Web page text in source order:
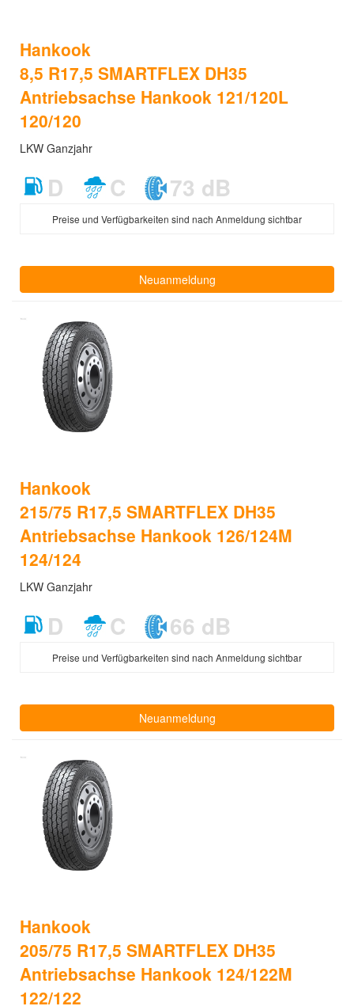
Hankook
8,5 R17,5 SMARTFLEX DH35
Antriebsachse Hankook 121/120L
120/120
LKW Ganzjahr
D C 73 dB
Preise und Verfügbarkeiten sind nach Anmeldung sichtbar
Neuanmeldung
Hankook
215/75 R17,5 SMARTFLEX DH35
Antriebsachse Hankook 126/124M
124/124
LKW Ganzjahr
D C 66 dB
Preise und Verfügbarkeiten sind nach Anmeldung sichtbar
Neuanmeldung
Hankook
205/75 R17,5 SMARTFLEX DH35
Antriebsachse Hankook 124/122M
122/122